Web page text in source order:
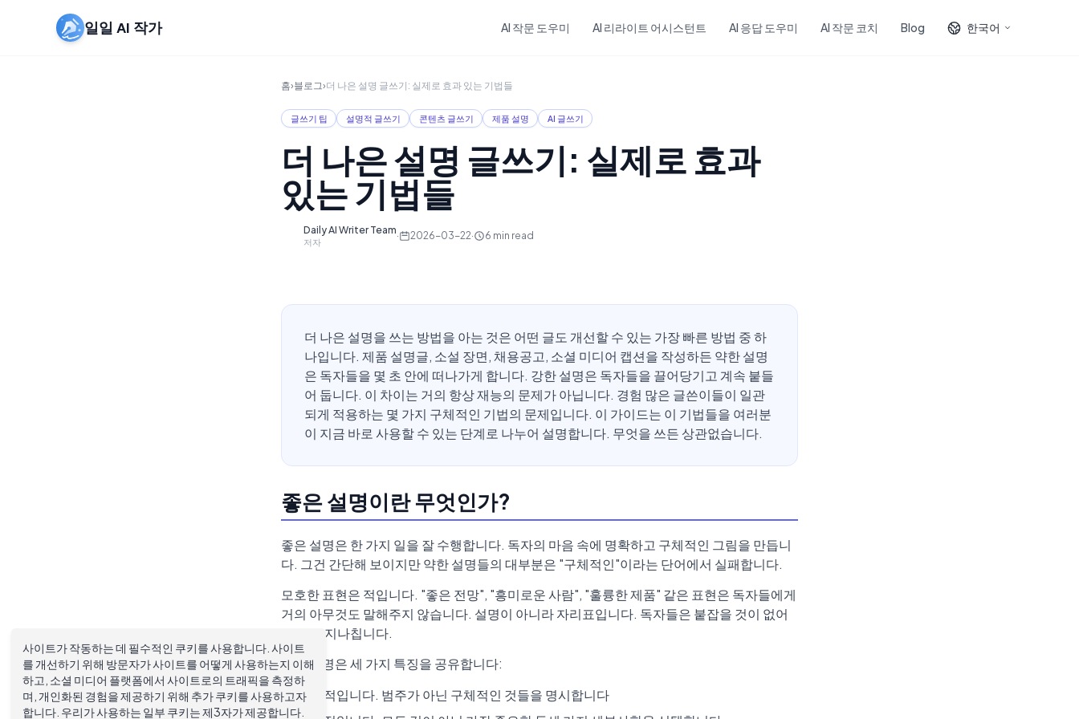
일일 AI 작가 AI 작문 도우미 AI 리라이트 어시스턴트 AI 응답 도우미 AI 작문 코치 Blog 한국어
홈›블로그›더 나은 설명 글쓰기: 실제로 효과 있는 기법들
글쓰기 팁 설명적 글쓰기 콘텐츠 글쓰기 제품 설명 AI 글쓰기
더 나은 설명 글쓰기: 실제로 효과
있는 기법들
Daily AI Writer Team
저자
· 2026-03-22· 6 min read
더 나은 설명을 쓰는 방법을 아는 것은 어떤 글도 개선할 수 있는 가장 빠른 방법 중 하
나입니다. 제품 설명글, 소설 장면, 채용공고, 소셜 미디어 캡션을 작성하든 약한 설명
은 독자들을 몇 초 안에 떠나가게 합니다. 강한 설명은 독자들을 끌어당기고 계속 붙들
어 둡니다. 이 차이는 거의 항상 재능의 문제가 아닙니다. 경험 많은 글쓴이들이 일관
되게 적용하는 몇 가지 구체적인 기법의 문제입니다. 이 가이드는 이 기법들을 여러분
이 지금 바로 사용할 수 있는 단계로 나누어 설명합니다. 무엇을 쓰든 상관없습니다.
좋은 설명이란 무엇인가?
좋은 설명은 한 가지 일을 잘 수행합니다. 독자의 마음 속에 명확하고 구체적인 그림을 만듭니
다. 그건 간단해 보이지만 약한 설명들의 대부분은 "구체적인"이라는 단어에서 실패합니다.
모호한 표현은 적입니다. "좋은 전망", "흥미로운 사람", "훌륭한 제품" 같은 표현은 독자들에게
거의 아무것도 말해주지 않습니다. 설명이 아니라 자리표입니다. 독자들은 붙잡을 것이 없어
서 그냥 지나칩니다.
강한 설명은 세 가지 특징을 공유합니다:
구체적입니다. 범주가 아닌 구체적인 것들을 명시합니다
사이트가 작동하는 데 필수적인 쿠키를 사용합니다. 사이트
를 개선하기 위해 방문자가 사이트를 어떻게 사용하는지 이해
하고, 소셜 미디어 플랫폼에서 사이트로의 트래픽을 측정하
며, 개인화된 경험을 제공하기 위해 추가 쿠키를 사용하고자
합니다. 우리가 사용하는 일부 쿠키는 제3자가 제공합니다.